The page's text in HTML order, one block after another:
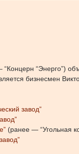
“Энерго”)
бизнесмен
завод”
(ранее — “Угольная